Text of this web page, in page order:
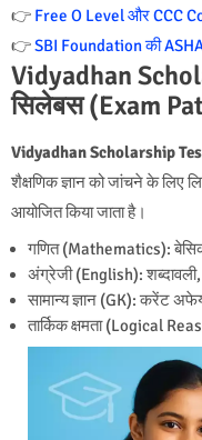
👉 Free O Level और CCC
👉SBI Foundation की
Vidyadhan
सिलेबस (Exam
Vidyadhan Scholarship
शैक्षणिक ज्ञान को जांचने के लिए
आयोजित किया जाता है।
गणित (Mathematics):
अंग्रेजी (English):
सामान्य ज्ञान (GK):करेंट
तार्किक क्षमता (Logical